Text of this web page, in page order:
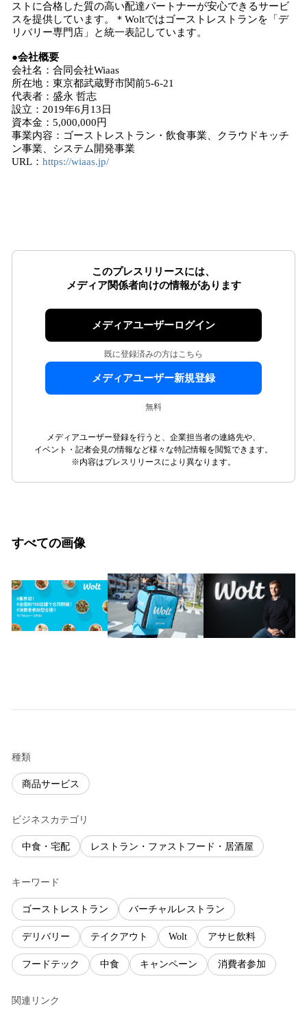
ストに合格した質の高い配達パートナーが安心できるサービ
スを提供しています。＊Woltではゴーストレストランを「デ
リバリー専門店」と統一表記しています。
●会社概要
会社名：合同会社Wiaas
所在地：東京都武蔵野市関前5-6-21
代表者：盛永 哲志
設立：2019年6月13日
資本金：5,000,000円
事業内容：ゴーストレストラン・飲食事業、クラウドキッチ
ン事業、システム開発事業
URL： https://wiaas.jp/
このプレスリリースには、
メディア関係者向けの情報があります
メディアユーザーログイン
既に登録済みの方はこちら
メディアユーザー新規登録
無料
メディアユーザー登録を行うと、企業担当者の連絡先や、
イベント・記者会見の情報など様々な特記情報を閲覧できます。
※内容はプレスリリースにより異なります。
すべての画像
種類
商品サービス
ビジネスカテゴリ
中食・宅配 レストラン・ファストフード・居酒屋
キーワード
ゴーストレストラン バーチャルレストラン
デリバリー テイクアウト Wolt アサヒ飲料
フードテック 中食 キャンペーン 消費者参加
関連リンク